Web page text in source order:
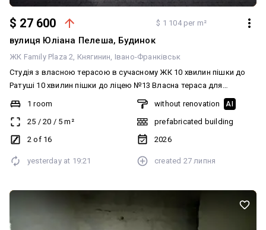
$ 27 600 $ 1 104 per m²
вулиця Юліана Пелеша, Будинок
ЖК Family Plaza 2 Княгинин Івано-Франківськ
Студія з власною терасою в сучасному ЖК 10 хвилин пішки до
Ратуші 10 хвилин пішки до ліцею №13 Власна тераса для
відпочинку Затишний двір із ландшафтним дизайном Закритий
двір без автомобілів Безпечні дитячі майданчики для активного
розвитку Підземний паркінг з укриттям Стильні дизайнерські
холи з лаундж-зонами Власний торговий центр на території ЖК
1 room
25 / 20 / 5 m²
2 of 16
without renovation AI
prefabricated building
2026
yesterday at 19:21 created 27 липня